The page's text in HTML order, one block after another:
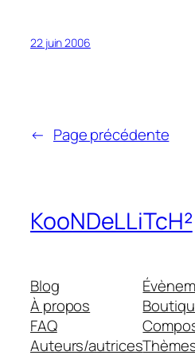
22 juin 2006
← Page précédente
KooNDeLLiTcH²
Blog
À propos
FAQ
Auteurs/autrices